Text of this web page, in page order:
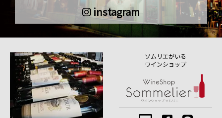
instagram
ソムリエがいる
ワインショップ